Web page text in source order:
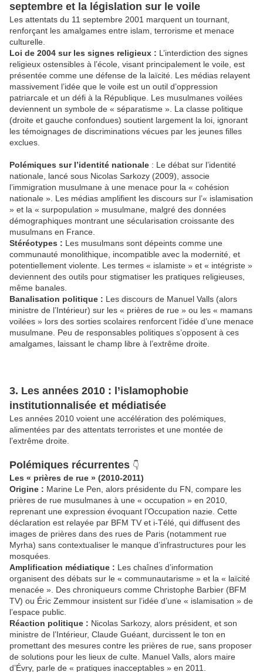
septembre et la législation sur le voile
Les attentats du 11 septembre 2001 marquent un tournant,
renforçant les amalgames entre islam, terrorisme et menace
culturelle.
Loi de 2004 sur les signes religieux : L’interdiction des signes
religieux ostensibles à l’école, visant principalement le voile, est
présentée comme une défense de la laïcité. Les médias relayent
massivement l’idée que le voile est un outil d’oppression
patriarcale et un défi à la République. Les musulmanes voilées
deviennent un symbole de « séparatisme ». La classe politique
(droite et gauche confondues) soutient largement la loi, ignorant
les témoignages de discriminations vécues par les jeunes filles
exclues.
Polémiques sur l’identité nationale : Le débat sur l’identité
nationale, lancé sous Nicolas Sarkozy (2009), associe
l’immigration musulmane à une menace pour la « cohésion
nationale ». Les médias amplifient les discours sur l’« islamisation
» et la « surpopulation » musulmane, malgré des données
démographiques montrant une sécularisation croissante des
musulmans en France.
Stéréotypes : Les musulmans sont dépeints comme une
communauté monolithique, incompatible avec la modernité, et
potentiellement violente. Les termes « islamiste » et « intégriste »
deviennent des outils pour stigmatiser les pratiques religieuses,
même banales.
Banalisation politique : Les discours de Manuel Valls (alors
ministre de l’Intérieur) sur les « prières de rue » ou les « mamans
voilées » lors des sorties scolaires renforcent l’idée d’une menace
musulmane. Peu de responsables politiques s’opposent à ces
amalgames, laissant le champ libre à l’extrême droite.
3. Les années 2010 : l’islamophobie
institutionnalisée et médiatisée
Les années 2010 voient une accélération des polémiques,
alimentées par des attentats terroristes et une montée de
l’extrême droite.
Polémiques récurrentes 👇
Les « prières de rue » (2010-2011)
Origine : Marine Le Pen, alors présidente du FN, compare les
prières de rue musulmanes à une « occupation » en 2010,
reprenant une expression évoquant l’Occupation nazie. Cette
déclaration est relayée par BFM TV et i-Télé, qui diffusent des
images de prières dans des rues de Paris (notamment rue
Myrha) sans contextualiser le manque d’infrastructures pour les
mosquées.
Amplification médiatique : Les chaînes d’information
organisent des débats sur le « communautarisme » et la « laïcité
menacée ». Des chroniqueurs comme Christophe Barbier (BFM
TV) ou Éric Zemmour insistent sur l’idée d’une « islamisation » de
l’espace public.
Réaction politique : Nicolas Sarkozy, alors président, et son
ministre de l’Intérieur, Claude Guéant, durcissent le ton en
promettant des mesures contre les prières de rue, sans proposer
de solutions pour les lieux de culte. Manuel Valls, alors maire
d’Évry, parle de « pratiques inacceptables » en 2011.